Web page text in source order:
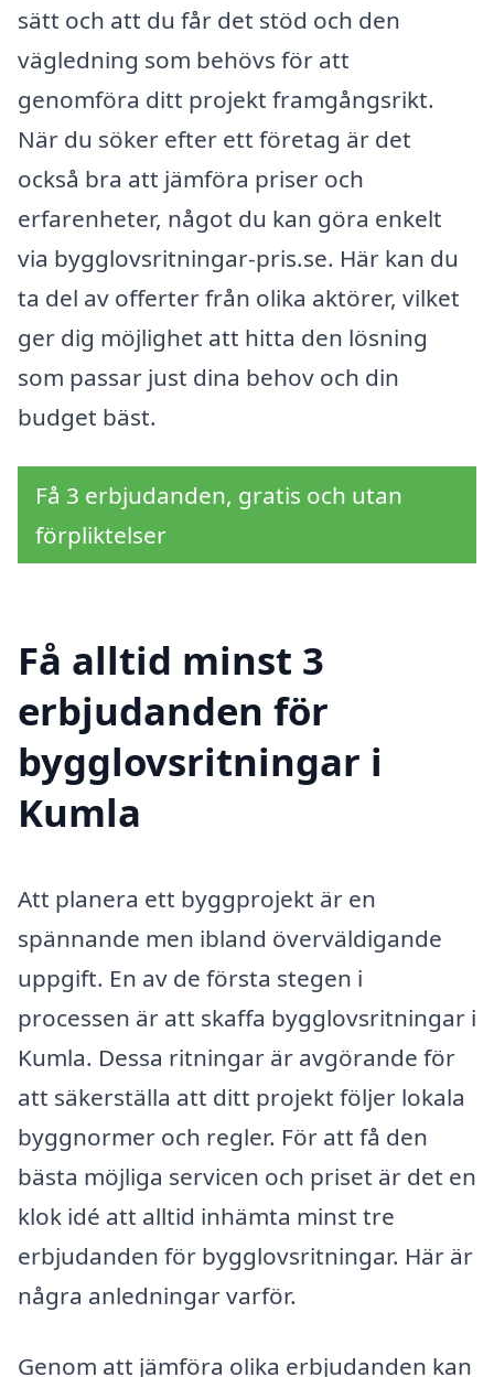
sätt och att du får det stöd och den
vägledning som behövs för att
genomföra ditt projekt framgångsrikt.
När du söker efter ett företag är det
också bra att jämföra priser och
erfarenheter, något du kan göra enkelt
via bygglovsritningar-pris.se. Här kan du
ta del av offerter från olika aktörer, vilket
ger dig möjlighet att hitta den lösning
som passar just dina behov och din
budget bäst.
Få 3 erbjudanden, gratis och utan
förpliktelser
Få alltid minst 3
erbjudanden för
bygglovsritningar i
Kumla
Att planera ett byggprojekt är en
spännande men ibland överväldigande
uppgift. En av de första stegen i
processen är att skaffa bygglovsritningar i
Kumla. Dessa ritningar är avgörande för
att säkerställa att ditt projekt följer lokala
byggnormer och regler. För att få den
bästa möjliga servicen och priset är det en
klok idé att alltid inhämta minst tre
erbjudanden för bygglovsritningar. Här är
några anledningar varför.
Genom att jämföra olika erbjudanden kan